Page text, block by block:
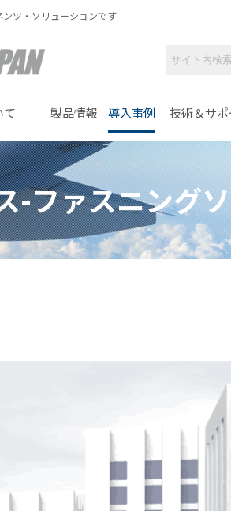
ツ・ソリューションです
て 製品情報 導入事例 技術＆サポ
-ファスニング